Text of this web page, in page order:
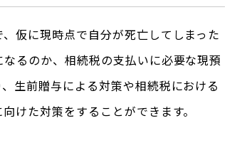
仮に現時点で自分が死亡してしまった
るのか、相続税の支払いに必要な現預
生前贈与による対策や相続税における
けた対策をすることができます。